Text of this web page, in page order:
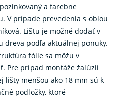
a farebne
V prípade prevedenia s oblou
Lištu je možné dodať v
dreva podľa aktuálnej ponuky.
fólie sa môžu v
Pre prípad montáže žalúzií
lišty menšou ako 18 mm sú k
podložky, ktoré